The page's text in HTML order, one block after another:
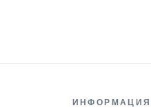
ИНФОРМАЦИЯ